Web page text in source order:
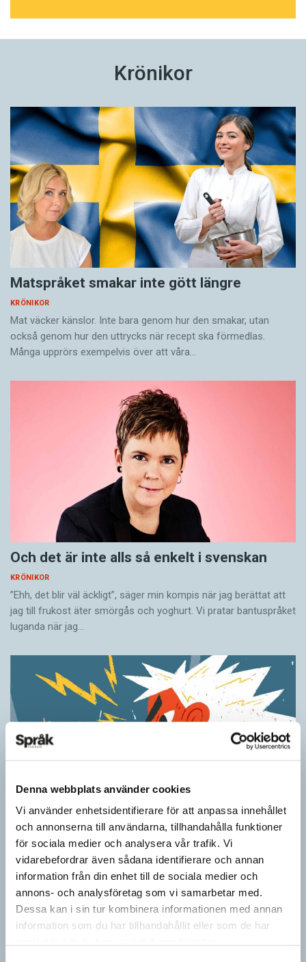
Denna webbplats använder cookies
Vi använder enhetsidentifierare för att anpassa innehållet
och annonserna till användarna, tillhandahålla funktioner
för sociala medier och analysera vår trafik. Vi
vidarebefordrar även sådana identifierare och annan
information från din enhet till de sociala medier och
annons- och analysföretag som vi samarbetar med.
Dessa kan i sin tur kombinera informationen med annan
information som du har tillhandahållit eller som de har
Krönikor
Matspråket smakar inte gött längre
KRÖNIKOR
Mat väcker känslor. Inte bara genom hur den smakar, utan
också genom hur den uttrycks när recept ska förmedlas.
Många upprörs exempelvis över att våra…
Och det är inte alls så enkelt i svenskan
KRÖNIKOR
”Ehh, det blir väl äckligt”, säger min kompis när jag berättat att
jag till frukost äter smörgås och yoghurt. Vi pratar bantuspråket
luganda när jag…
Ordens umgänge avslöjar betydelsen
”Du kan begripa ett ord genom att titta på vilka det umgås med”
(1890–1960) om…